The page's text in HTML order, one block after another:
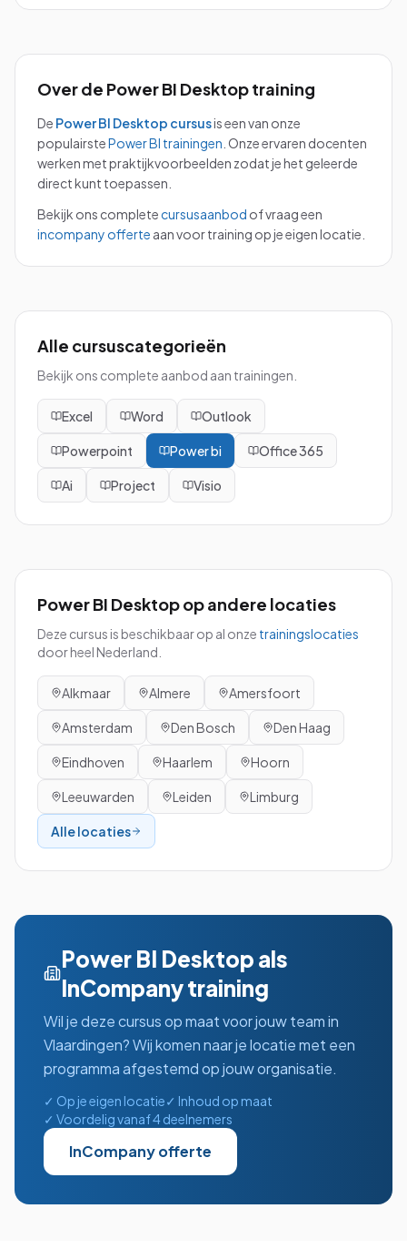
Over de Power BI Desktoptraining
De Power BI Desktop cursusis een van onze
populairstePower BI trainingen Onze ervaren docenten
werken met praktijkvoorbeelden zodat je het geleerde
direct kunt toepassen.
Bekijk ons completecursusaanbod of vraag een
incompany offerte aan voor training op je eigen locatie.
Alle cursuscategorieën
Bekijk ons complete aanbod aan trainingen.
Excel Word Outlook
Powerpoint Power bi Office 365
Ai Project Visio
Power BI Desktopop andere locaties
Deze cursus is beschikbaar op al onze trainingslocaties
door heel Nederland.
Alkmaar Almere Amersfoort
Amsterdam Den Bosch Den Haag
Eindhoven Haarlem Hoorn
Leeuwarden Leiden Limburg
Alle locaties
Power BI Desktop als
InCompany training
Wil je deze cursus op maat voor jouw team in
Vlaardingen? Wij komen naar je locatie met een
programma afgestemd op jouw organisatie.
✓ Op je eigen locatie✓ Inhoud op maat
✓ Voordelig vanaf 4 deelnemers
InCompany offerte